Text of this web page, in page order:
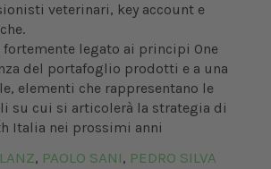
veterinari, key account e
legato ai principi One
del portafoglio prodotti e a una
elementi che rappresentano le
su cui si articolerà la strategia di
Italia nei prossimi anni
, PAOLO SANI, PEDRO SILVA